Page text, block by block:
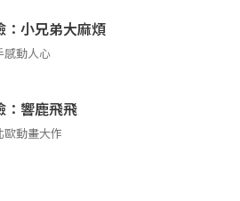
：小兄弟大麻煩
感動人心
：響鹿飛飛
歐動畫大作